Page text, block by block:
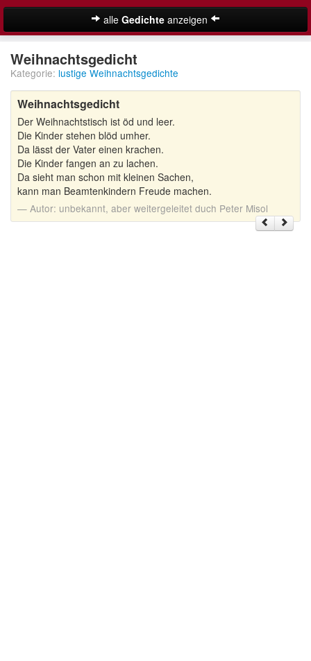
alle Gedichte anzeigen
Adventsgedichte
Besinnliche Weihnachtsgedichte
Kurze Weihnachtsgedichte
Lustige Weihnachtsgedichte
Schöne Weihnachtsgedichte
Weihnachtsgedichte für Kinder
Weihnachtsgedicht
Kategorie: lustige Weihnachtsgedichte
Weihnachtsgedicht
Der Weihnachtstisch ist öd und leer.
Die Kinder stehen blöd umher.
Da lässt der Vater einen krachen.
Die Kinder fangen an zu lachen.
Da sieht man schon mit kleinen Sachen,
kann man Beamtenkindern Freude machen.
Autor: unbekannt, aber weitergeleitet duch Peter Misol